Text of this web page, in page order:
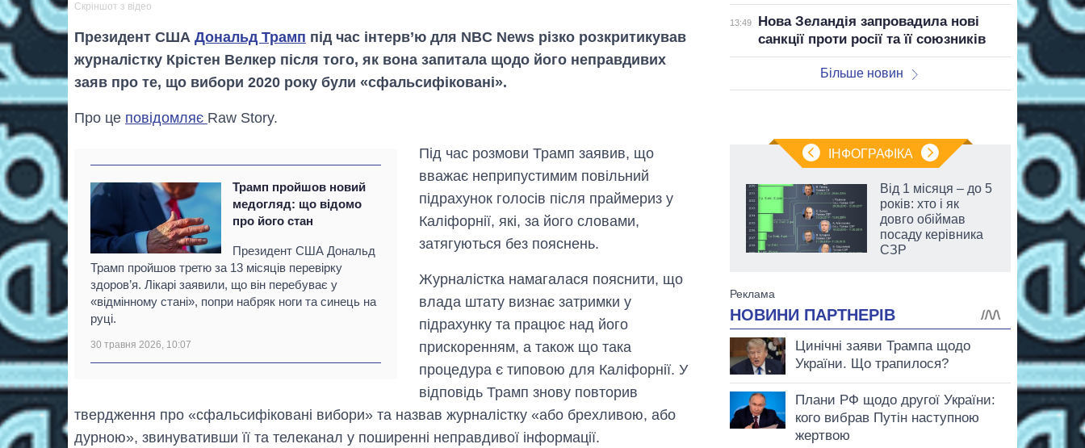
Скріншот з відео
Президент США Дональд Трамп під час інтерв’ю для NBC News різко розкритикував
журналістку Крістен Велкер після того, як вона запитала щодо його неправдивих
заяв про те, що вибори 2020 року були «сфальсифіковані».
Про це повідомляє Raw Story.
Трамп пройшов новий
медогляд: що відомо
про його стан
Президент США Дональд
Трамп пройшов третю за 13 місяців перевірку
здоров’я. Лікарі заявили, що він перебуває у
«відмінному стані», попри набряк ноги та синець на
руці.
30 травня 2026, 10:07
Під час розмови Трамп заявив, що
вважає неприпустимим повільний
підрахунок голосів після праймериз у
Каліфорнії, які, за його словами,
затягуються без пояснень.
Журналістка намагалася пояснити, що
влада штату визнає затримки у
підрахунку та працює над його
прискоренням, а також що така
процедура є типовою для Каліфорнії. У
відповідь Трамп знову повторив
твердження про «сфальсифіковані вибори» та назвав журналістку «або брехливою, або
дурною», звинувативши її та телеканал у поширенні неправдивої інформації.
13:49
Нова Зеландія запровадила нові
санкції проти росії та її союзників
Більше новин
ІНФОГРАФІКА
бюджет
Міністерства
Від 1 місяця – до 5
років: хто і як
довго обіймав
посаду керівника
СЗР